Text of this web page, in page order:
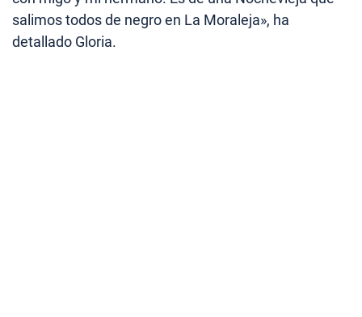
salimos todos de negro en La Moraleja», ha
detallado Gloria.